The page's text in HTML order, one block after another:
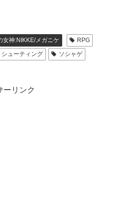
女神:NIKKE/メガニケ
RPG
シューティング
ソシャゲ
ーリンク